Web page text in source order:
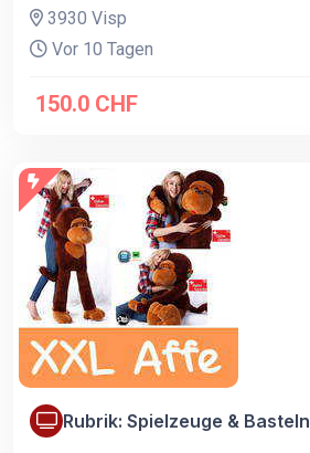
3930 Visp
Vor 10 Tagen
150.0 CHF
Rubrik: Spielzeuge & Basteln